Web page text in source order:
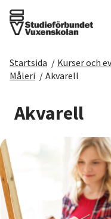
Det här gör vi
För dig som
Sök kurser
Om SV
Starta studiecirkel
Startsida / Kurser och
Måleri / Akvarell
Akvarell